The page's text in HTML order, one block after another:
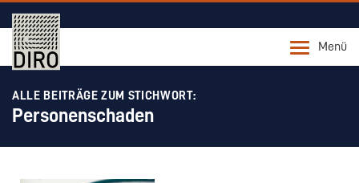
Menü
ALLE BEITRÄGE ZUM STICHWORT:
Personenschaden